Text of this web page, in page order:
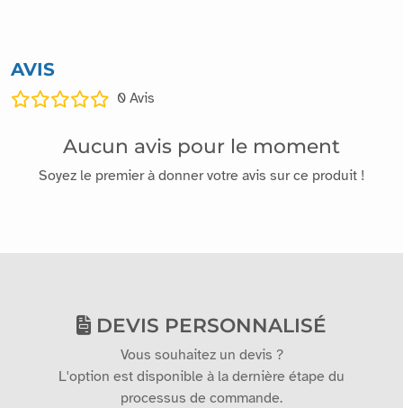
AVIS
0 Avis
Aucun avis pour le moment
Soyez le premier à donner votre avis sur ce produit !
DEVIS PERSONNALISÉ
Vous souhaitez un devis ?
L'option est disponible à la dernière étape du
processus de commande.